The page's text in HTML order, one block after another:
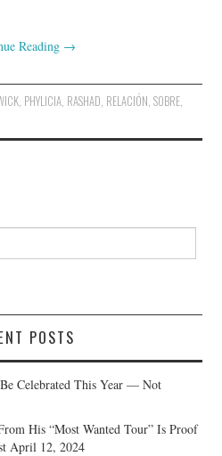
Reading →
, PHYLICIA, RASHAD, RELACIÓN, SOBRE,
POSTS
Celebrated This Year — Not
His “Most Wanted Tour” Is Proof
April 12, 2024